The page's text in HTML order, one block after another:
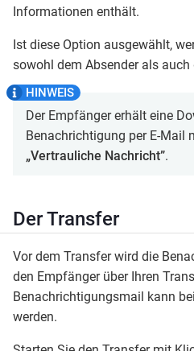
Informationen enthält.
Ist diese Option ausgewählt,
sowohl dem Absender als
Der Empfänger erhält eine
Benachrichtigung per E-Mail
„Vertrauliche Nachricht”.
Der Transfer
Vor dem Transfer wird die
den Empfänger über Ihren
Benachrichtigungsmail kann
werden.